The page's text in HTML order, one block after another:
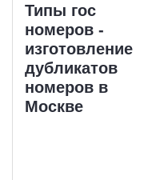
Типы гос
номеров -
изготовление
дубликатов
номеров в
Москве